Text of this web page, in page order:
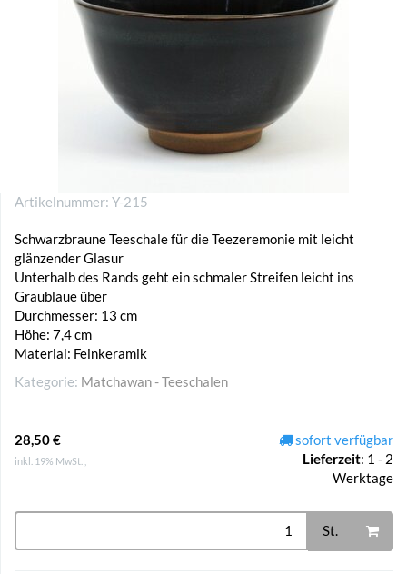
Artikelnummer: Y-215
Schwarzbraune Teeschale für die Teezeremonie mit leicht
glänzender Glasur
Unterhalb des Rands geht ein schmaler Streifen leicht ins
Graublaue über
Durchmesser: 13 cm
Höhe: 7,4 cm
Material: Feinkeramik
Kategorie: Matchawan - Teeschalen
28,50 €
inkl. 19% MwSt. ,
sofort verfügbar
Lieferzeit: 1 - 2
Werktage
St.